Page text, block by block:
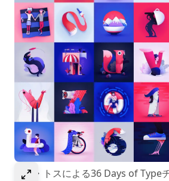
Select to expand image
ノラ・トスによる36 Days of Type